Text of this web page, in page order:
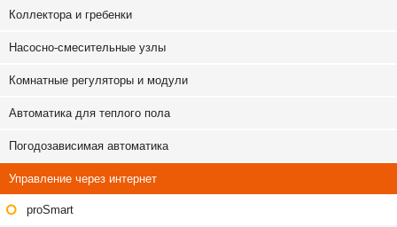
Коллектора и гребенки
Насосно-смесительные узлы
Комнатные регуляторы и модули
Автоматика для теплого пола
Погодозависимая автоматика
Управление через интернет
proSmart